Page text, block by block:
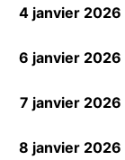
4 janvier 2026
6 janvier 2026
7 janvier 2026
8 janvier 2026